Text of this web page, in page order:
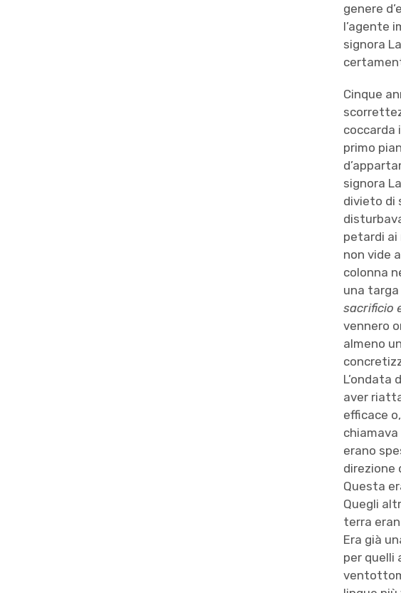
genere
l’agente
signora
Cinque
coccarda
primo
signora
divieto di
petardi ai
non vide
colonna
una
sacrificio
vennero
almeno
L’ondata
aver
efficace
erano
direzione
Questa
Quegli
terra
Era già
per quelli